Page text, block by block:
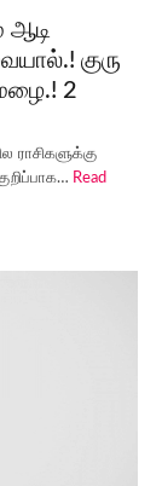
ஆடி
குரு
2
ராசிகளுக்கு
Read